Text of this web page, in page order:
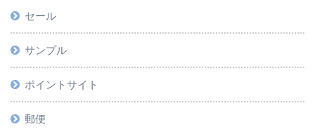
セール
サンプル
ポイントサイト
郵便